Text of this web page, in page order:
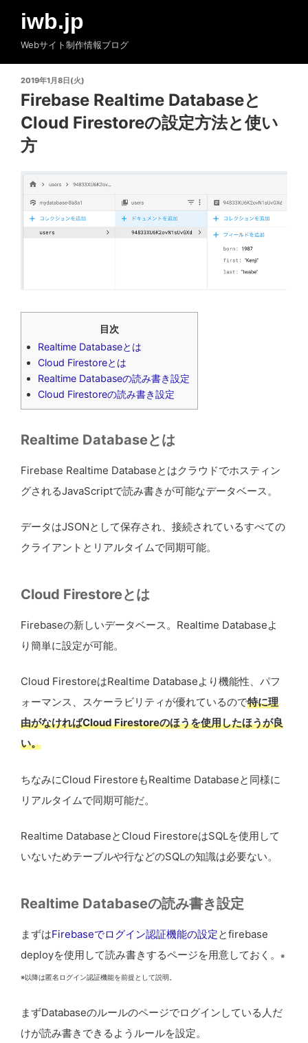
iwb.jp
Webサイト制作情報ブログ
投
稿
日:
2019年1月8日(火)
Firebase Realtime Databaseと
Cloud Firestoreの設定方法と使い
方
目次
Realtime Databaseとは
Cloud Firestoreとは
Realtime Databaseの読み書き設定
Cloud Firestoreの読み書き設定
Realtime Databaseとは
Firebase Realtime Databaseとはクラウドでホスティン
グされるJavaScriptで読み書きが可能なデータベース。
データはJSONとして保存され、接続されているすべての
クライアントとリアルタイムで同期可能。
Cloud Firestoreとは
Firebaseの新しいデータベース。Realtime Databaseよ
り簡単に設定が可能。
Cloud FirestoreはRealtime Databaseより機能性、パフ
ォーマンス、スケーラビリティが優れているので特に理
由がなければCloud Firestoreのほうを使用したほうが良
い。
ちなみにCloud FirestoreもRealtime Databaseと同様に
リアルタイムで同期可能だ。
Realtime DatabaseとCloud FirestoreはSQLを使用して
いないためテーブルや行などのSQLの知識は必要ない。
Realtime Databaseの読み書き設定
まずはFirebaseでログイン認証機能の設定とfirebase
deployを使用して読み書きするページを用意しておく。
※
※以降は匿名ログイン認証機能を前提として説明。
まずDatabaseのルールのページでログインしている人だ
けが読み書きできるようルールを設定。